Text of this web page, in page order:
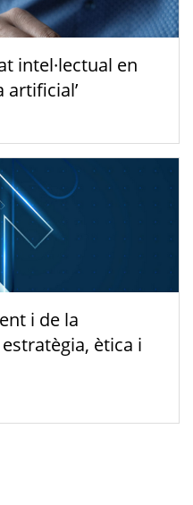
intel·lectual en
artificial’
i de la
ètica i